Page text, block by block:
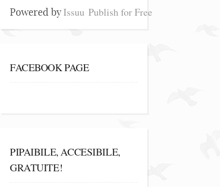
Powered byIssuu Publish for Free
FACEBOOK PAGE
PIPAIBILE, ACCESIBILE,
GRATUITE!